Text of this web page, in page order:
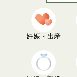
妊娠・出産